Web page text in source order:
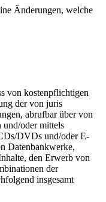
Änderungen, welche
von kostenpflichtigen
der von juris
abrufbar über von
und/oder mittels
DVDs und/oder E-
Datenbankwerke,
den Erwerb von
der
insgesamt